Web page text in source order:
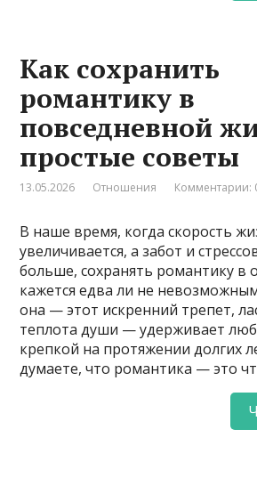
Как сохранить
романтику в
повседневной
простые советы
13.05.2026 Отношения Комментарии:
В наше время, когда скорость
увеличивается, а забот и
больше, сохранять романтику в
кажется едва ли не
она — этот искренний трепет,
теплота души — удерживает
крепкой на протяжении долгих
думаете, что романтика — это